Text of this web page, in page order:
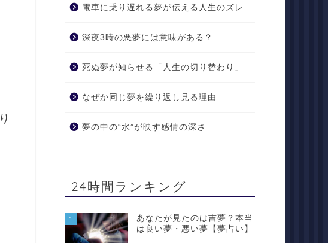
電車に乗り遅れる夢が伝える人生のズレ
深夜3時の悪夢には意味がある？
死ぬ夢が知らせる「人生の切り替わり」
なぜか同じ夢を繰り返し見る理由
夢の中の“水”が映す感情の深さ
24時間ランキング
1
あなたが見たのは吉夢？本当
は良い夢・悪い夢【夢占い】